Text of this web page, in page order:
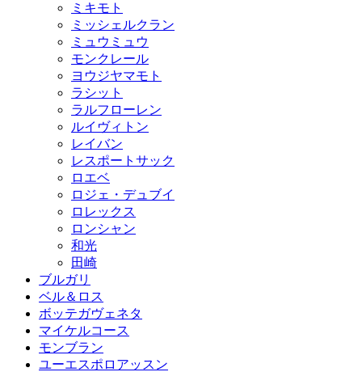
ミキモト
ミッシェルクラン
ミュウミュウ
モンクレール
ヨウジヤマモト
ラシット
ラルフローレン
ルイヴィトン
レイバン
レスポートサック
ロエベ
ロジェ・デュブイ
ロレックス
ロンシャン
和光
田崎
ブルガリ
ベル＆ロス
ボッテガヴェネタ
マイケルコース
モンブラン
ユーエスポロアッスン